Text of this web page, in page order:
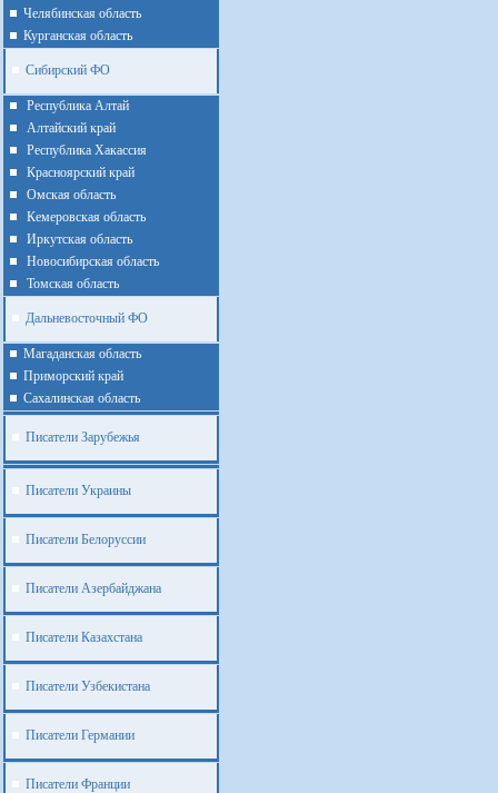
Челябинская область
Курганская область
Сибирский ФО
Республика Алтай
Алтайcкий край
Республика Хакассия
Красноярский край
Омская область
Кемеровская область
Иркутская область
Новосибирская область
Томская область
Дальневосточный ФО
Магаданская область
Приморский край
Cахалинская область
Писатели Зарубежья
Писатели Украины
Писатели Белоруссии
Писатели Азербайджана
Писатели Казахстана
Писатели Узбекистана
Писатели Германии
Писатели Франции